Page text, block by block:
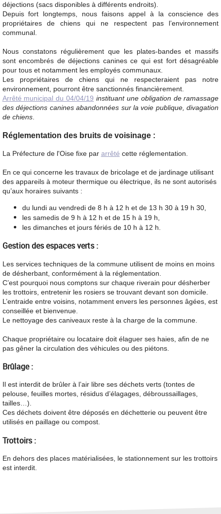
déjections (sacs disponibles à différents endroits).
Depuis fort longtemps, nous faisons appel à la conscience des
propriétaires de chiens qui ne respectent pas l’environnement
communal.
Nous constatons régulièrement que les plates-bandes et massifs
sont encombrés de déjections canines ce qui est fort désagréable
pour tous et notamment les employés communaux.
Les propriétaires de chiens qui ne respecteraient pas notre
environnement, pourront être sanctionnés financièrement.
Arrêté municipal du 04/04/19 instituant une obligation de ramassage
des déjections canines abandonnées sur la voie publique, divagation
de chiens.
Réglementation des bruits de voisinage :
La Préfecture de l'Oise fixe par arrêté cette réglementation.
En ce qui concerne les travaux de bricolage et dejardinage utilisant
des appareils à moteur thermique ou électrique, ils ne sont autorisés
qu’aux horaires suivants :
du lundi au vendredi de 8 h à 12 h et de 13 h 30 à 19 h 30,
les samedis de 9 h à 12 h et de 15 h à 19 h,
les dimanches et jours fériés de 10 h à 12 h.
Gestion des espaces verts :
Les services techniques de la commune utilisent de moins en moins
de désherbant, conformément à la réglementation.
C’est pourquoi nous comptons sur chaque riverain pour désherber
les trottoirs, entretenir les rosiers se trouvant devant son domicile.
L’entraide entre voisins, notamment envers les personnes âgées, est
conseillée et bienvenue.
Le nettoyage des caniveaux reste à la charge de la commune.
Chaque propriétaire ou locataire doit élaguer ses haies, afin de ne
pas gêner la circulation des véhicules ou des piétons.
Brûlage :
Il est interdit de brûler à l’air libre ses déchets verts (tontes de
pelouse, feuilles mortes, résidus d’élagages, débroussaillages,
tailles…).
Ces déchets doivent être déposés en déchetterie ou peuvent être
utilisés en paillage ou compost.
Trottoirs :
En dehors des places matérialisées, le stationnement sur les trottoirs
est interdit.